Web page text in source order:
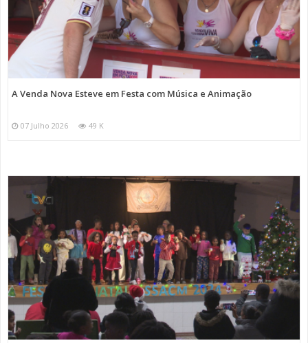
A Venda Nova Esteve em Festa com Música e Animação
07 Julho 2026 49 K